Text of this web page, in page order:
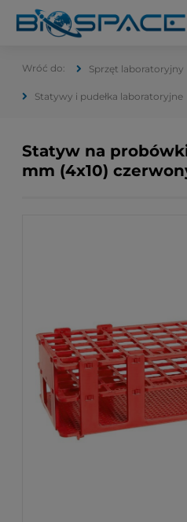
Sprzęt laboratoryjny
Statywy i pudełka laboratoryjne
Statyw na
mm (4x10)